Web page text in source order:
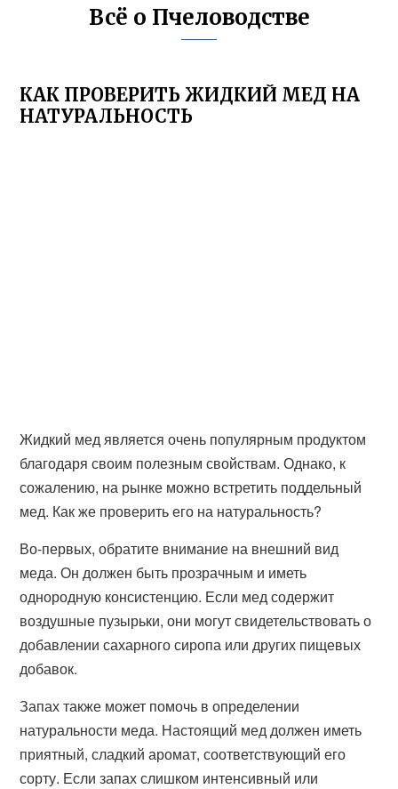
Всё о Пчеловодстве
КАК ПРОВЕРИТЬ ЖИДКИЙ МЕД НА
НАТУРАЛЬНОСТЬ
Жидкий мед является очень популярным продуктом
благодаря своим полезным свойствам. Однако, к
сожалению, на рынке можно встретить поддельный
мед. Как же проверить его на натуральность?
Во-первых, обратите внимание на внешний вид
меда. Он должен быть прозрачным и иметь
однородную консистенцию. Если мед содержит
воздушные пузырьки, они могут свидетельствовать о
добавлении сахарного сиропа или других пищевых
добавок.
Запах также может помочь в определении
натуральности меда. Настоящий мед должен иметь
приятный, сладкий аромат, соответствующий его
сорту. Если запах слишком интенсивный или